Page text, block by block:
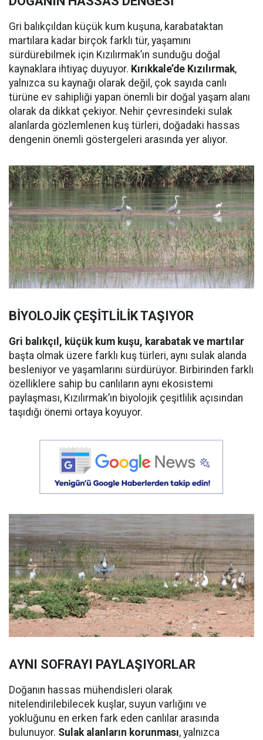
Gri balıkçıldan küçük kum kuşuna, karabataktan
martılara kadar birçok farklı tür, yaşamını
sürdürebilmek için Kızılırmak’ın sunduğu doğal
kaynaklara ihtiyaç duyuyor. Kırıkkale’de Kızılırmak,
yalnızca su kaynağı olarak değil, çok sayıda canlı
türüne ev sahipliği yapan önemli bir doğal yaşam alanı
olarak da dikkat çekiyor. Nehir çevresindeki sulak
alanlarda gözlemlenen kuş türleri, doğadaki hassas
dengenin önemli göstergeleri arasında yer alıyor.
BİYOLOJİK ÇEŞİTLİLİK TAŞIYOR
Gri balıkçıl, küçük kum kuşu, karabatak ve martılar
başta olmak üzere farklı kuş türleri, aynı sulak alanda
besleniyor ve yaşamlarını sürdürüyor. Birbirinden farklı
özelliklere sahip bu canlıların aynı ekosistemi
paylaşması, Kızılırmak’ın biyolojik çeşitlilik açısından
taşıdığı önemi ortaya koyuyor.
AYNI SOFRAYI PAYLAŞIYORLAR
Doğanın hassas mühendisleri olarak
nitelendirilebilecek kuşlar, suyun varlığını ve
yokluğunu en erken fark eden canlılar arasında
bulunuyor. Sulak alanların korunması, yalnızca